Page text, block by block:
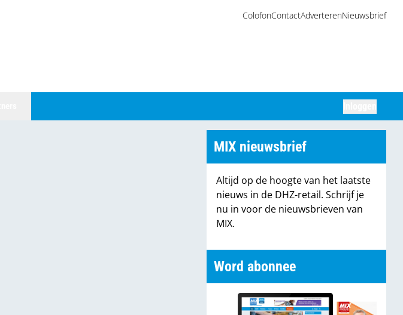
ColofonContactAdverterenNieuwsbrief
MIX nieuwsbrief
Altijd op de hoogte van het laatste
nieuws in de DHZ-retail. Schrijf je
nu in voor de nieuwsbrieven van
MIX.
Word abonnee